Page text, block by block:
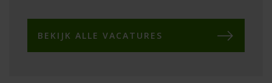
BEKIJK ALLE VACATURES